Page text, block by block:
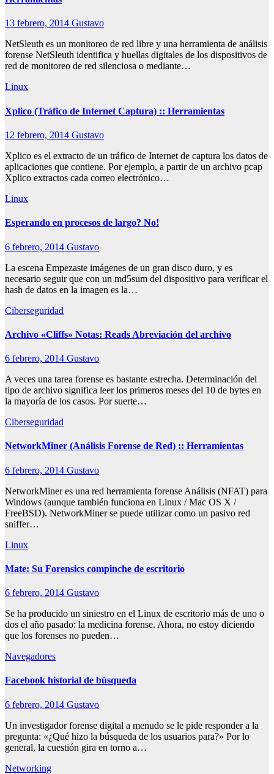
13 febrero, 2014 Gustavo
NetSleuth es un monitoreo de red libre y una herramienta de análisis
forense NetSleuth identifica y huellas digitales de los dispositivos de
red de monitoreo de red silenciosa o mediante…
Linux
Xplico (Tráfico de Internet Captura) :: Herramientas
12 febrero, 2014 Gustavo
Xplico es el extracto de un tráfico de Internet de captura los datos de
aplicaciones que contiene. Por ejemplo, a partir de un archivo pcap
Xplico extractos cada correo electrónico…
Linux
Esperando en procesos de largo? No!
6 febrero, 2014 Gustavo
La escena Empezaste imágenes de un gran disco duro, y es
necesario seguir que con un md5sum del dispositivo para verificar el
hash de datos en la imagen es la…
Ciberseguridad
Archivo «Cliffs» Notas: Reads Abreviación del archivo
6 febrero, 2014 Gustavo
A veces una tarea forense es bastante estrecha. Determinación del
tipo de archivo significa leer los primeros meses del 10 de bytes en
la mayoría de los casos. Por suerte…
Ciberseguridad
NetworkMiner (Análisis Forense de Red) :: Herramientas
6 febrero, 2014 Gustavo
NetworkMiner es una red herramienta forense Análisis (NFAT) para
Windows (aunque también funciona en Linux / Mac OS X /
FreeBSD). NetworkMiner se puede utilizar como un pasivo red
sniffer…
Linux
Mate: Su Forensics compinche de escritorio
6 febrero, 2014 Gustavo
Se ha producido un siniestro en el Linux de escritorio más de uno o
dos el año pasado: la medicina forense. Ahora, no estoy diciendo
que los forenses no pueden…
Navegadores
Facebook historial de búsqueda
6 febrero, 2014 Gustavo
Un investigador forense digital a menudo se le pide responder a la
pregunta: «¿Qué hizo la búsqueda de los usuarios para?» Por lo
general, la cuestión gira en torno a…
Networking